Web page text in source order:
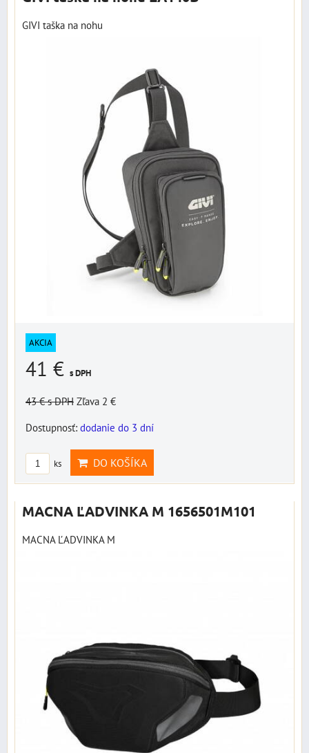
GIVI taška na nohu
AKCIA
41 € s DPH
43 €s DPH Zľava 2 €
Dostupnosť: dodanie do 3 dní
ks DO KOŠÍKA
MACNA ĽADVINKA M 1656501M101
MACNA ĽADVINKA M